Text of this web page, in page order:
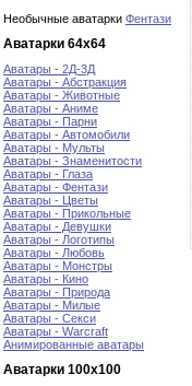
Необычные аватарки Фентази
Аватарки 64х64
Аватары - 2Д-3Д
Аватары - Абстракция
Аватары - Животные
Аватары - Аниме
Аватары - Парни
Аватары - Автомобили
Аватары - Мульты
Аватары - Знаменитости
Аватары - Глаза
Аватары - Фентази
Аватары - Цветы
Аватары - Прикольные
Аватары - Девушки
Аватары - Логотипы
Аватары - Любовь
Аватары - Монстры
Аватары - Кино
Аватары - Природа
Аватары - Милые
Аватары - Секси
Аватары - Warcraft
Анимированные аватары
Аватарки 100х100